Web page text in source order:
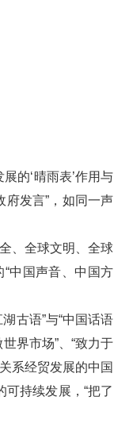
的‘晴雨表’作用与
府发言”，如同一声
、全球文明、全球
中国声音、中国方
古语”与“中国话语
界市场”、“致力于
系经贸发展的中国
可持续发展，“把了